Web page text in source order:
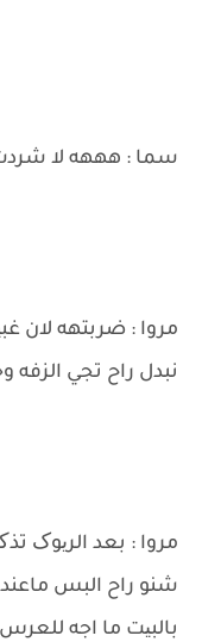
سما : هههه لا
مروا : ضربتهه لان
نبدل راح تجي الزفه
مروا : بعد الریوک
شنو راح البس
بالبیت ما اجه